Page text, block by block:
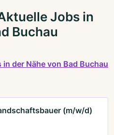
Jobs in
Buchau
in der Nähe von Bad Buchau
(m/w/d)